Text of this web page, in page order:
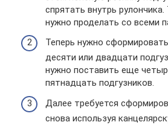
спрятать внутрь
нужно проделать со всеми
Теперь нужно
десяти или двадцати
нужно поставить еще
пятнадцать подгузников.
Далее требуется
снова используя